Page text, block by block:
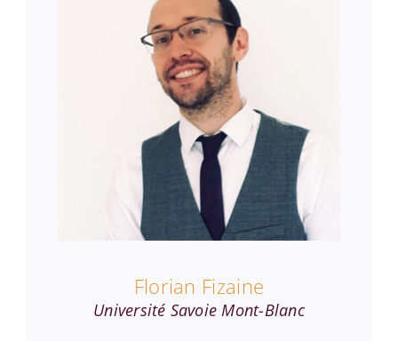
Florian Fizaine
Université Savoie Mont-Blanc